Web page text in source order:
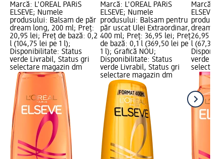
Marcă: L'ORÉAL PARiS
ELSEVE; Numele
produsului: Balsam de păr
dream long, 200 ml; Preț:
20,95 lei; Preț de bază: 0,2
l (104,75 lei pe 1 l);
Disponibilitate: Status
verde Livrabil, Status gri
selectare magazin dm
Marcă: L'ORÉAL PARiS
ELSEVE; Numele
produsului: Balsam pentru
păr uscat Ulei Extraordinar,
400 ml; Preț: 36,95 lei; Preț
de bază: 0,1 l (369,50 lei pe
1 l); Grafică NOU;
Disponibilitate: Status
verde Livrabil, Status gri
selectare magazin dm
Marcă:
dream
26,95
l (67,38
verde